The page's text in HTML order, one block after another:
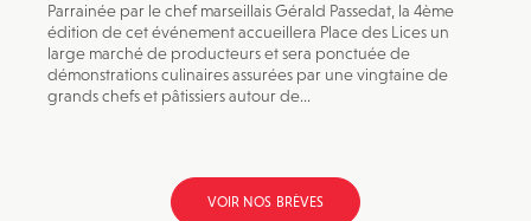
Parrainée par le chef marseillais Gérald Passedat, la 4ème
édition de cet événement accueillera Place des Lices un
large marché de producteurs et sera ponctuée de
démonstrations culinaires assurées par une vingtaine de
grands chefs et pâtissiers autour de...
VOIR NOS BRÈVES